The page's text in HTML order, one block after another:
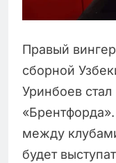
Правый
сборной
Уринбоев
между
будет